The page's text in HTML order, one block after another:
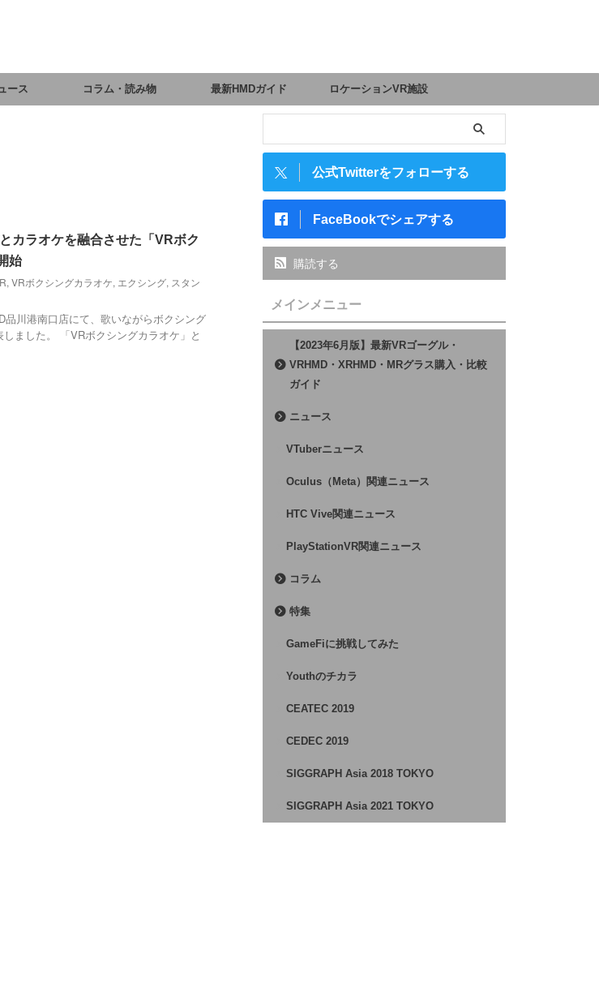
ース コラム・読み物 最新HMDガイド ロケーションVR施設
カラオケを融合させた「VRボク
始
, VRボクシングカラオケ, エクシング, スタン
川港南口店にて、歌いながらボクシング
ました。 「VRボクシングカラオケ」と
公式Twitterをフォローする
FaceBookでシェアする
購読する
メインメニュー
【2023年6月版】最新VRゴーグル・
VRHMD・XRHMD・MRグラス購入・比較
ガイド
ニュース
VTuberニュース
Oculus（Meta）関連ニュース
HTC Vive関連ニュース
PlayStationVR関連ニュース
コラム
特集
GameFiに挑戦してみた
Youthのチカラ
CEATEC 2019
CEDEC 2019
SIGGRAPH Asia 2018 TOKYO
SIGGRAPH Asia 2021 TOKYO